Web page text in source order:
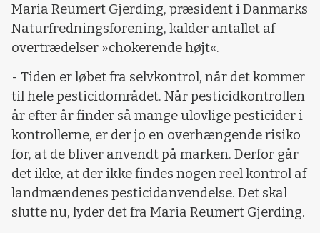
Maria Reumert Gjerding, præsident i Danmarks
Naturfredningsforening, kalder antallet af
overtrædelser »chokerende højt«.
- Tiden er løbet fra selvkontrol, når det kommer
til hele pesticidområdet. Når pesticidkontrollen
år efter år finder så mange ulovlige pesticider i
kontrollerne, er der jo en overhængende risiko
for, at de bliver anvendt på marken. Derfor går
det ikke, at der ikke findes nogen reel kontrol af
landmændenes pesticidanvendelse. Det skal
slutte nu, lyder det fra Maria Reumert Gjerding.